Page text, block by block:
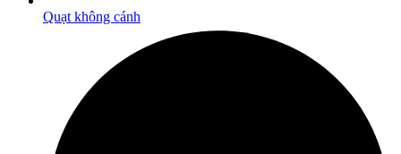
Quạt không cánh